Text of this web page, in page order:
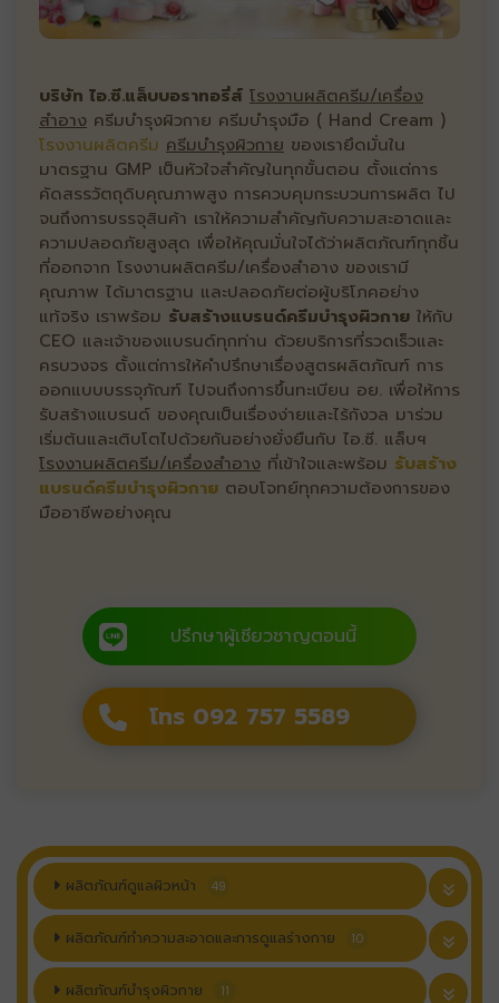
บริษัท ไอ.ซี.แล็บบอราทอรี่ส์ โรงงานผลิตครีม/เครื่อง
สำอาง ครีมบำรุงผิวกาย ครีมบำรุงมือ ( Hand Cream )
โรงงานผลิตครีม ครีมบำรุงผิวกาย ของเรายึดมั่นใน
มาตรฐาน GMP เป็นหัวใจสำคัญในทุกขั้นตอน ตั้งแต่การ
คัดสรรวัตถุดิบคุณภาพสูง การควบคุมกระบวนการผลิต ไป
จนถึงการบรรจุสินค้า เราให้ความสำคัญกับความสะอาดและ
ความปลอดภัยสูงสุด เพื่อให้คุณมั่นใจได้ว่าผลิตภัณฑ์ทุกชิ้น
ที่ออกจาก โรงงานผลิตครีม/เครื่องสำอาง ของเรามี
คุณภาพ ได้มาตรฐาน และปลอดภัยต่อผู้บริโภคอย่าง
แท้จริง เราพร้อม รับสร้างแบรนด์ครีมบำรุงผิวกาย ให้กับ
CEO และเจ้าของแบรนด์ทุกท่าน ด้วยบริการที่รวดเร็วและ
ครบวงจร ตั้งแต่การให้คำปรึกษาเรื่องสูตรผลิตภัณฑ์ การ
ออกแบบบรรจุภัณฑ์ ไปจนถึงการขึ้นทะเบียน อย. เพื่อให้การ
รับสร้างแบรนด์ ของคุณเป็นเรื่องง่ายและไร้กังวล มาร่วม
เริ่มต้นและเติบโตไปด้วยกันอย่างยั่งยืนกับ ไอ.ซี. แล็บฯ
โรงงานผลิตครีม/เครื่องสำอาง ที่เข้าใจและพร้อม รับสร้าง
แบรนด์ครีมบำรุงผิวกาย ตอบโจทย์ทุกความต้องการของ
มืออาชีพอย่างคุณ
ปรึกษาผู้เชียวชาญตอนนี้
โทร 092 757 5589
ผลิตภัณฑ์ดูแลผิวหน้า 49
ผลิตภัณฑ์ทำความสะอาดและการดูแลร่างกาย 10
ผลิตภัณฑ์บำรุงผิวกาย 11